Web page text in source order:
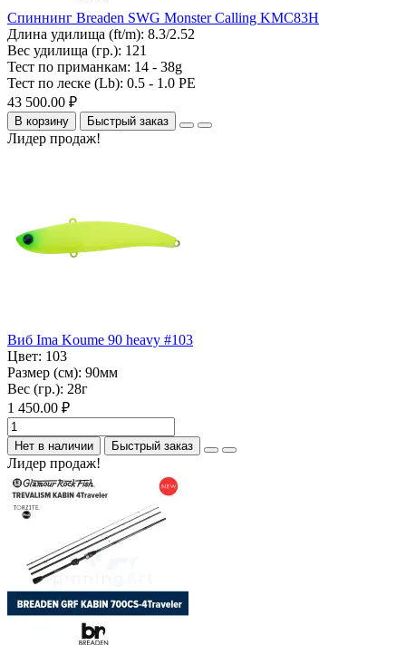
Спиннинг Breaden SWG Monster Calling KMC83H
Длина удилища (ft/m): 8.3/2.52
Вес удилища (гр.): 121
Тест по приманкам: 14 - 38g
Тест по леске (Lb): 0.5 - 1.0 PE
43 500.00 ₽
В корзину Быстрый заказ
Лидер продаж!
Виб Ima Koume 90 heavy #103
Цвет: 103
Размер (см): 90мм
Вес (гр.): 28г
1 450.00 ₽
Нет в наличии Быстрый заказ
Лидер продаж!